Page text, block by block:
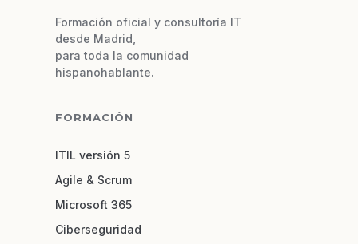
Formación oficial y consultoría IT
desde Madrid,
para toda la comunidad
hispanohablante.
FORMACIÓN
ITIL versión 5
Agile & Scrum
Microsoft 365
Ciberseguridad